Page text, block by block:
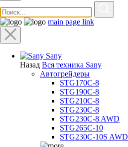
main page link
Sany
Назад Вся техника Sany
Автогрейдеры
STG170C-8
STG190C-8
STG210C-8
STG230C-8
STG230C-8 AWD
STG265C-10
STG230C-10S AWD